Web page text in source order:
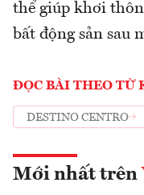
thể giúp khơi
bất động sản sau
ĐỌC BÀI THEO TỪ
DESTINO CENTRO
Mới nhất trên